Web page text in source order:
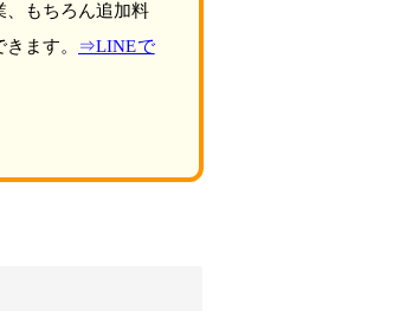
、もちろん追加料
ます。
⇒LINEで